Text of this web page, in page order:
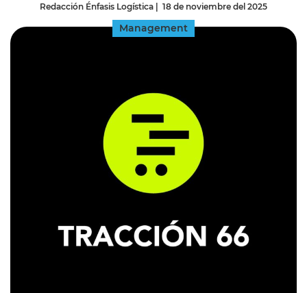
Redacción Énfasis Logística | 18 de noviembre del 2025
Management